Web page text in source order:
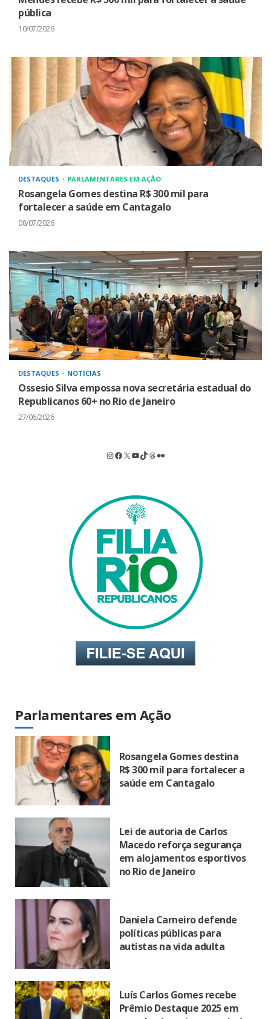
pública
10/07/2026
DESTAQUES PARLAMENTARES EM AÇÃO
Rosangela Gomes destina R$ 300 mil para
fortalecer a saúde em Cantagalo
08/07/2026
DESTAQUES NOTÍCIAS
Ossesio Silva empossa nova secretária estadual do
Republicanos 60+ no Rio de Janeiro
27/06/2026
Instagram
Facebook
X Youtube
TikTok
Threads
Flickr
Parlamentares em Ação
Rosangela Gomes destina
R$ 300 mil para fortalecer a
saúde em Cantagalo
Lei de autoria de Carlos
Macedo reforça segurança
em alojamentos esportivos
no Rio de Janeiro
Daniela Carneiro defende
políticas públicas para
autistas na vida adulta
Luís Carlos Gomes recebe
Prêmio Destaque 2025 em